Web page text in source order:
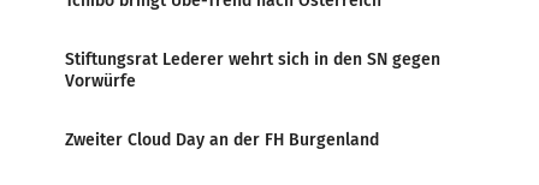
Stiftungsrat Lederer wehrt sich in den SN gegen
Vorwürfe
Zweiter Cloud Day an der FH Burgenland